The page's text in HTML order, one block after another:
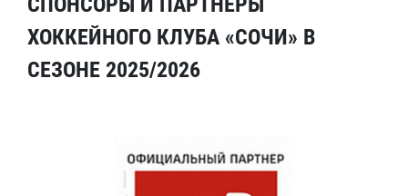
ХОККЕЙНОГО КЛУБА «СОЧИ» В
СЕЗОНЕ 2025/2026